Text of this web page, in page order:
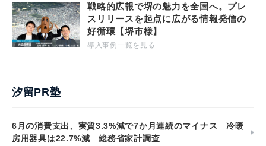
戦略的広報で堺の魅力を全国へ。プレ
スリリースを起点に広がる情報発信の
好循環【堺市様】
導入事例一覧を見る
汐留PR塾
6月の消費支出、実質3.3%減で7か月連続のマイナス 冷暖
房用器具は22.7%減 総務省家計調査